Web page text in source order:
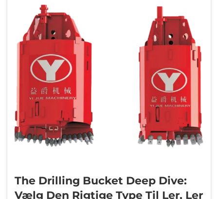
The Drilling Bucket Deep Dive:
Vælg Den Rigtige Type Til Ler, Ler